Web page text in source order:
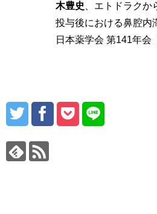
木豊史 、エトドラク
投与後における鼻腔内
日本薬学会 第141年会